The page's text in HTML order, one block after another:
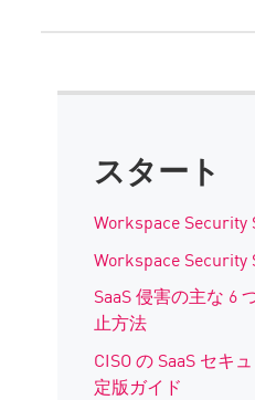
スタート
Workspace Security
Workspace Security
SaaS 侵害の主な 6
止方法
CISO の SaaS セキ
定版ガイド